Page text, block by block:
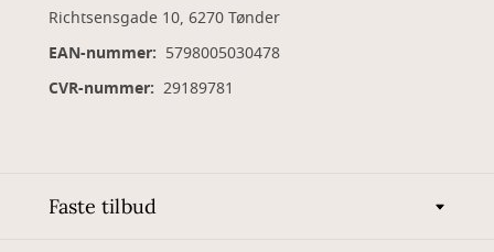
Richtsensgade 10, 6270 Tønder
EAN-nummer: 5798005030478
CVR-nummer: 29189781
Faste tilbud